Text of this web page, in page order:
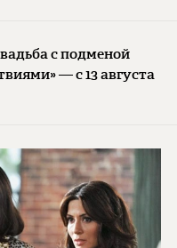
с подменой
— с 13 августа